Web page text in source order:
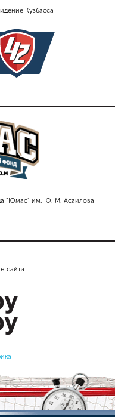
Кузбасса
"Юмас" им. Ю. М. Асаилова
сайта